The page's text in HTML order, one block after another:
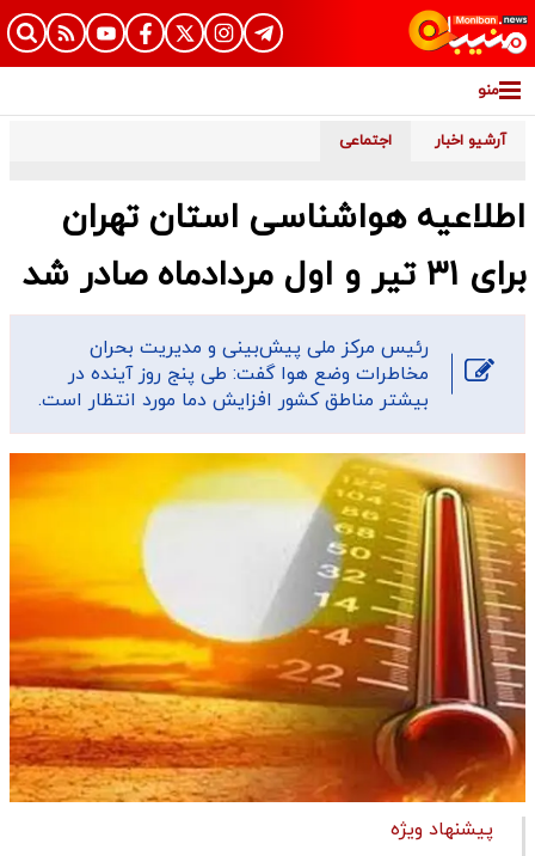
منو
آرشیو اخبار اجتماعی
اطلاعیه هواشناسی استان تهران
برای ۳۱ تیر و اول مردادماه صادر شد
رئیس مرکز ملی پیش‌بینی و مدیریت بحران
مخاطرات وضع هوا گفت: طی پنج روز آینده در
بیشتر مناطق کشور افزایش دما مورد انتظار است.
پیشنهاد ویژه